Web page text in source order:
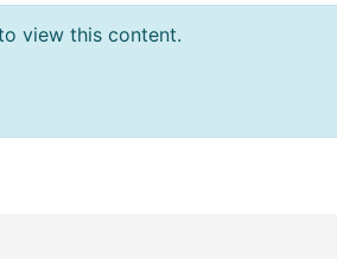
view this content.